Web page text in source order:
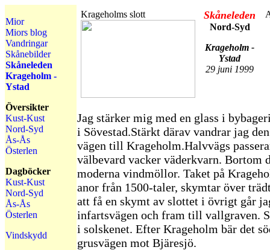
Mior
Miors blog
Vandringar
Skånebilder
Skåneleden
Krageholm -
Ystad
Översikter
Kust-Kust
Nord-Syd
Ås-Ås
Österlen
Dagböcker
Kust-Kust
Nord-Syd
Ås-Ås
Österlen
Vindskydd
Krageholms slott Skåneleden
Nord-Syd
Krageholm -
Ystad
29 juni 1999
Jag stärker mig med en glass i
i Sövestad.Stärkt därav vandrar jag
vägen till Krageholm.Halvvägs
välbevard vacker väderkvarn. Bortom
moderna vindmöllor. Taket på
anor från 1500-taler, skymtar över
att få en skymt av slottet i övrigt går
infartsvägen och fram till vallgraven.
i solskenet. Efter Krageholm bär det
grusvägen mot Bjäresjö.